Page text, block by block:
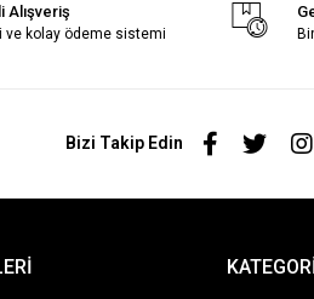
Alışveriş
ve kolay ödeme sistemi
Bizi Takip Edin